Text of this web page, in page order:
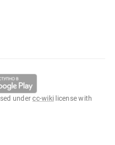
undercc-wiki license with